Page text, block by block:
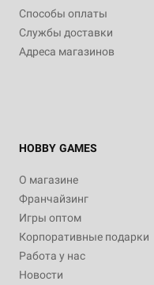
Способы оплаты
Службы доставки
Адреса магазинов
HOBBY GAMES
О магазине
Франчайзинг
Игры оптом
Корпоративные подарки
Работа у нас
Новости